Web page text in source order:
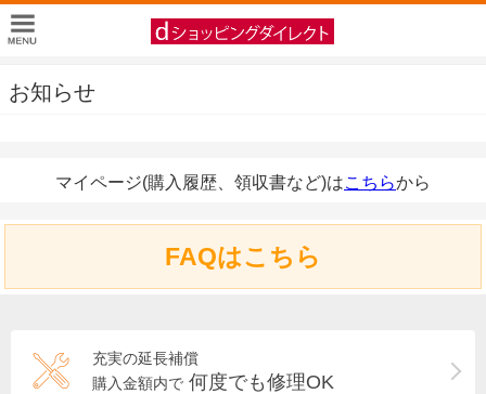
お知らせ
マイページ(購入履歴、領収書など)はこちらから
FAQはこちら
充実の延長補償
購入金額内で 何度でも修理OK